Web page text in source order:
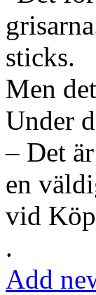
sticks.
Men
Under
– Det
en
vid
.
Add